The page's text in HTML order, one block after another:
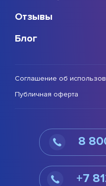
Отзывы
Блог
Соглашение об
Публичная оферта
8
+7